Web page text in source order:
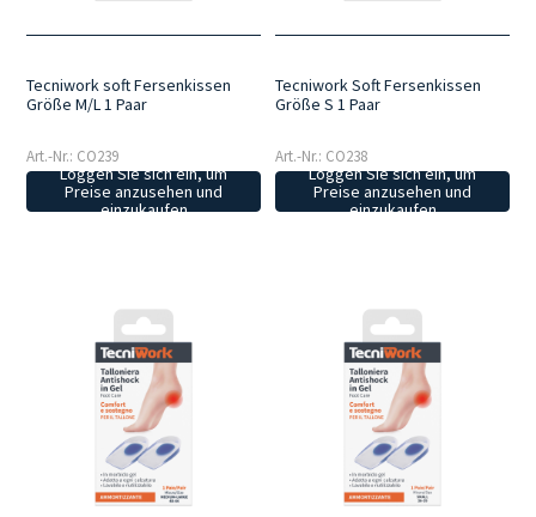
Tecniwork soft Fersenkissen
Größe M/L 1 Paar
Art.-Nr.: CO239
Loggen Sie sich ein, um
Preise anzusehen und
einzukaufen
Tecniwork Soft Fersenkissen
Größe S 1 Paar
Art.-Nr.: CO238
Loggen Sie sich ein, um
Preise anzusehen und
einzukaufen